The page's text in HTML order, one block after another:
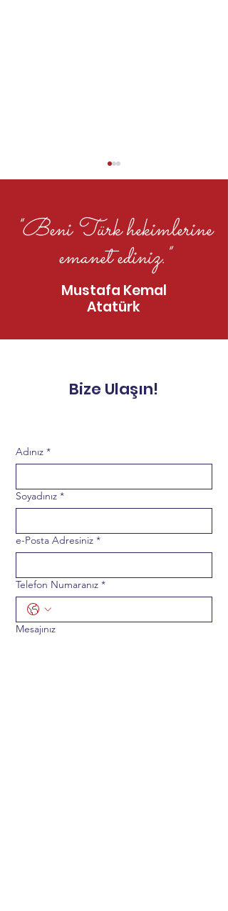
VIII. Hematoloji Eğitim
ve Araştırma
"Beni Türk hekimlerine
emanet ediniz."
Mustafa Kemal
Atatürk
Bize Ulaşın!
Adınız *
Soyadınız *
e-Posta Adresiniz *
Telefon Numaranız *
Mesajınız